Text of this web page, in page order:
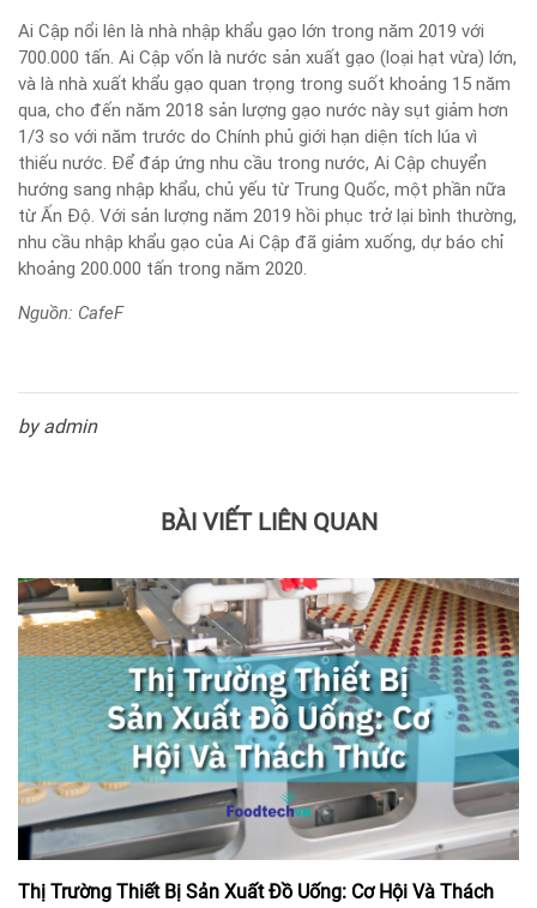
Ai Cập nổi lên là nhà nhập khẩu gạo lớn trong năm 2019 với
700.000 tấn. Ai Cập vốn là nước sản xuất gạo (loại hạt vừa) lớn,
và là nhà xuất khẩu gạo quan trọng trong suốt khoảng 15 năm
qua, cho đến năm 2018 sản lượng gạo nước này sụt giảm hơn
1/3 so với năm trước do Chính phủ giới hạn diện tích lúa vì
thiếu nước. Để đáp ứng nhu cầu trong nước, Ai Cập chuyển
hướng sang nhập khẩu, chủ yếu từ Trung Quốc, một phần nữa
từ Ấn Độ. Với sản lượng năm 2019 hồi phục trở lại bình thường,
nhu cầu nhập khẩu gạo của Ai Cập đã giảm xuống, dự báo chỉ
khoảng 200.000 tấn trong năm 2020.
Nguồn: CafeF
by admin
BÀI VIẾT LIÊN QUAN
Thị Trường Thiết Bị Sản Xuất Đồ Uống: Cơ Hội Và Thách